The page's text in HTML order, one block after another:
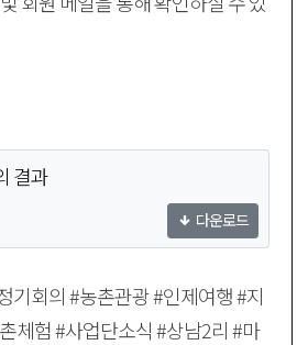
결과
다운로드
기회의 #농촌관광 #인제여행 #지
체험 #사업단소식 #상남2리 #마